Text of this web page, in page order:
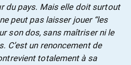
du pays. Mais elle doit surtout
peut pas laisser jouer “les
son dos, sans maîtriser ni le
C’est un renoncement de
totalement à sa